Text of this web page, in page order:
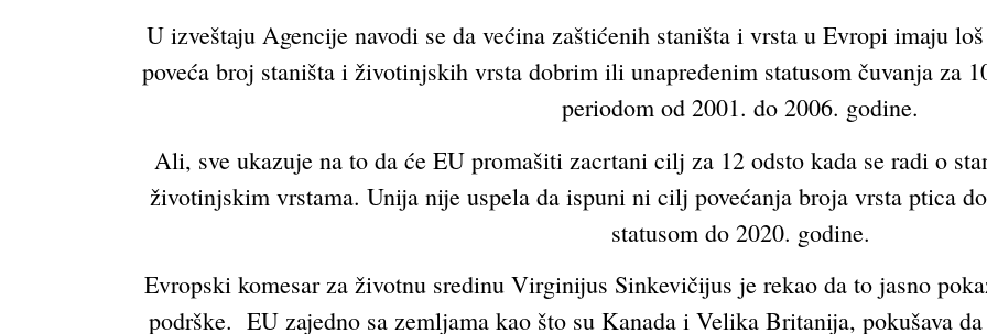
U izveštaju Agencije navodi se da većina zaštićenih staništa i vrsta u Evropi imaju
poveća broj staništa i životinjskih vrsta dobrim ili unapređenim statusom čuvanja za
periodom od 2001. do 2006. godine.
Ali, sve ukazuje na to da će EU promašiti zacrtani cilj za 12 odsto kada se radi o
životinjskim vrstama. Unija nije uspela da ispuni ni cilj povećanja broja vrsta ptica
statusom do 2020. godine.
Evropski komesar za životnu sredinu Virginijus Sinkevičijus je rekao da to jasno
podrške. EU zajedno sa zemljama kao što su Kanada i Velika Britanija, pokušava